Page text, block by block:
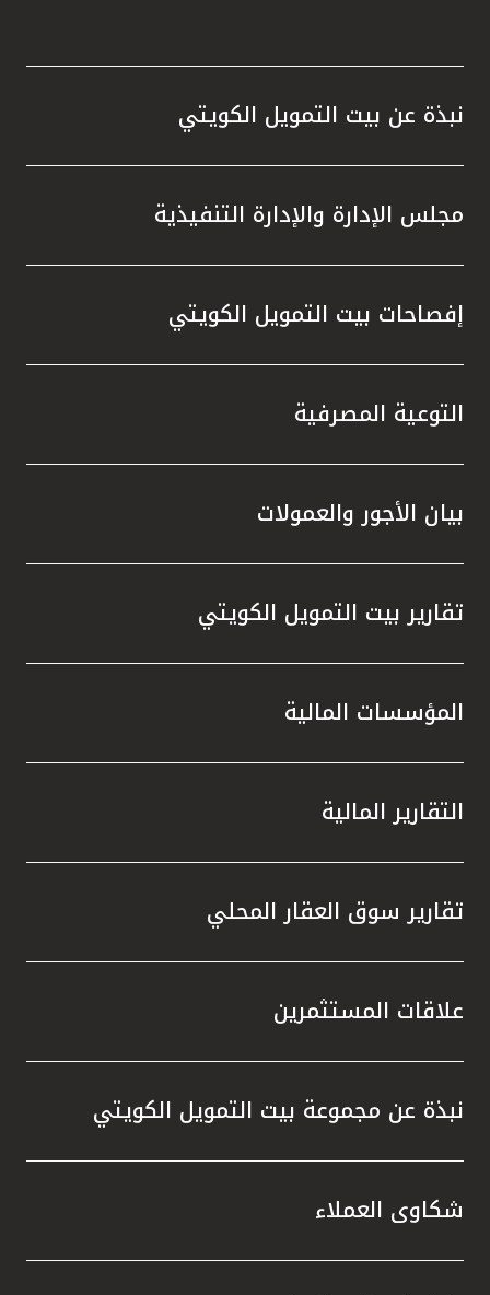
نبذة عن بيت التمويل الكويتي
مجلس الإدارة والإدارة التنفيذية
إفصاحات بيت التمويل الكويتي
التوعية المصرفية
بيان الأجور والعمولات
تقارير بيت التمويل الكويتي
المؤسسات المالية
التقارير المالية
تقارير سوق العقار المحلي
علاقات المستثمرين
نبذة عن مجموعة بيت التمويل الكويتي
شكاوى العملاء